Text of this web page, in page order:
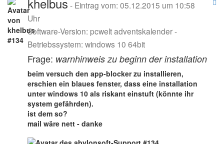
- Eintrag vom: 05.12.2015 um 10:58
Uhr
Software-Version: pcwelt adventskalender -
Betriebssystem: windows 10 64bit
Frage: warnhinweis zu beginn der installation
beim versuch den app-blocker zu installieren,
erschien ein blaues fenster, dass eine installation
unter windows 10 als riskant einstuft (könnte ihr
system gefährden).
ist dem so?
mail wäre nett - danke